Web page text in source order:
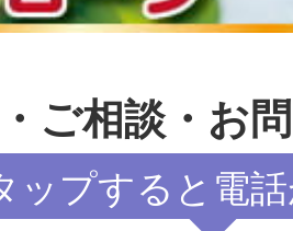
ご相談・お
ップすると電